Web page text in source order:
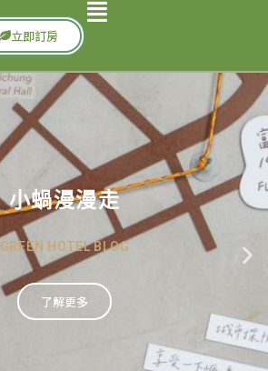
立即訂房
小蝸漫漫走
GREEN HOTEL BLOG
了解更多